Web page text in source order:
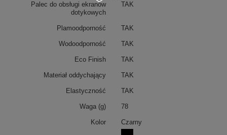
Palec do obsługi ekranów
dotykowych
TAK
Plamoodporność TAK
Wodoodporność TAK
Eco Finish TAK
Materiał oddychający TAK
Elastyczność TAK
Waga (g) 78
Kolor Czarny